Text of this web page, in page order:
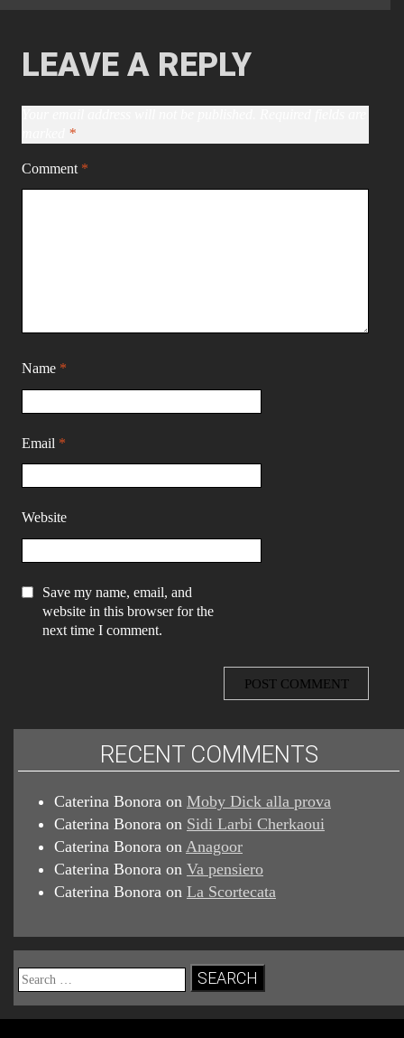
LEAVE A REPLY
*
Comment *
Name *
Email *
Website
Save my name, email, and
website in this browser for the
next time I comment.
RECENT COMMENTS
Caterina Bonora on Moby Dick alla prova
Caterina Bonora on Sidi Larbi Cherkaoui
Caterina Bonora on Anagoor
Caterina Bonora on Va pensiero
Caterina Bonora on La Scortecata
Search
for: